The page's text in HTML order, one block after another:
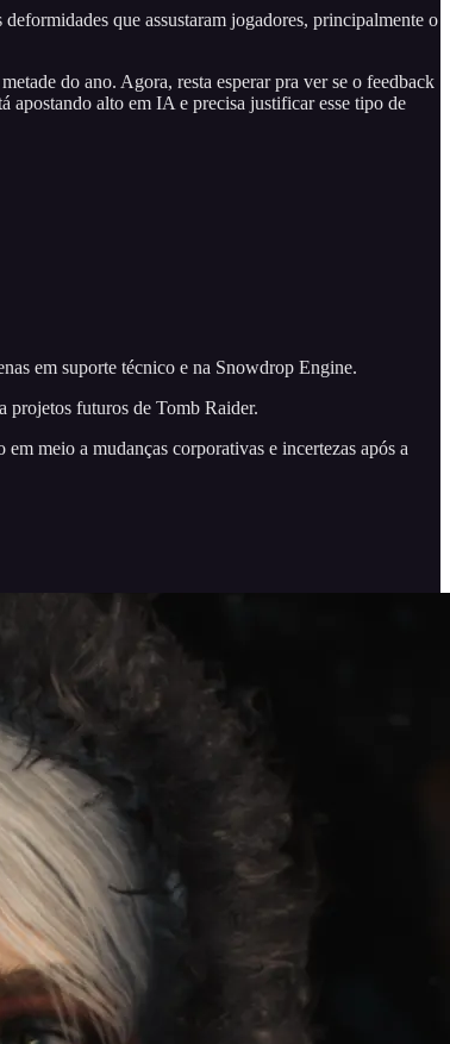
que assustaram jogadores, principalmente o
do ano. Agora, resta esperar pra ver se o feedback
apostando alto em IA e precisa justificar esse tipo de
em suporte técnico e na Snowdrop Engine.
projetos futuros de Tomb Raider.
meio a mudanças corporativas e incertezas após a